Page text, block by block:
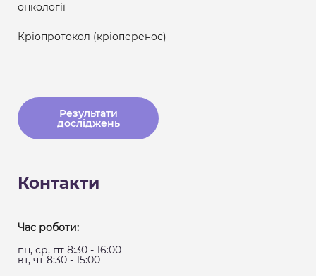
онкології
Кріопротокол (кріоперенос)
Результати
досліджень
Контакти
Час роботи:
пн, ср, пт 8:30 - 16:00
вт, чт 8:30 - 15:00